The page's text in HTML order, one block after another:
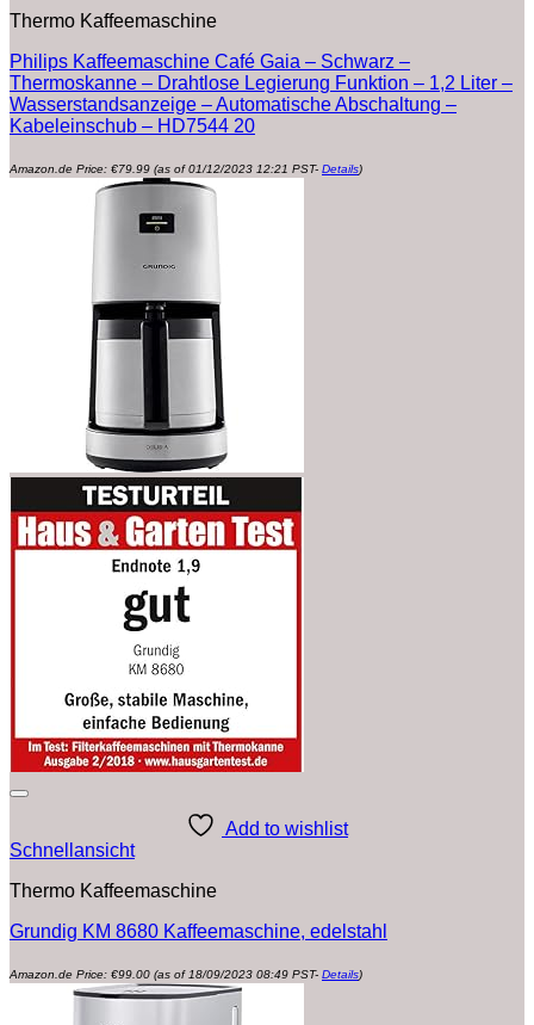
Thermo Kaffeemaschine
Philips Kaffeemaschine Café Gaia – Schwarz –
Thermoskanne – Drahtlose Legierung Funktion – 1,2 Liter –
Wasserstandsanzeige – Automatische Abschaltung –
Kabeleinschub – HD7544 20
Amazon.de Price: €79.99 (as of 01/12/2023 12:21 PST- Details)
Add to wishlist
Schnellansicht
Thermo Kaffeemaschine
Grundig KM 8680 Kaffeemaschine, edelstahl
Amazon.de Price: €99.00 (as of 18/09/2023 08:49 PST- Details)